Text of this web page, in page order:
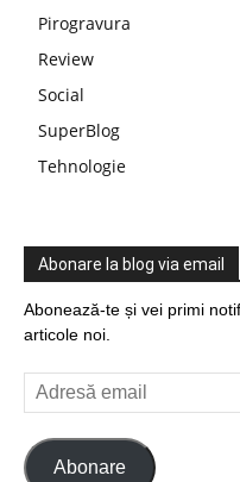
Pirogravura
Review
Social
SuperBlog
Tehnologie
Abonare la blog via email
Abonează-te și vei primi
articole noi.
Adresă
email
Abonare